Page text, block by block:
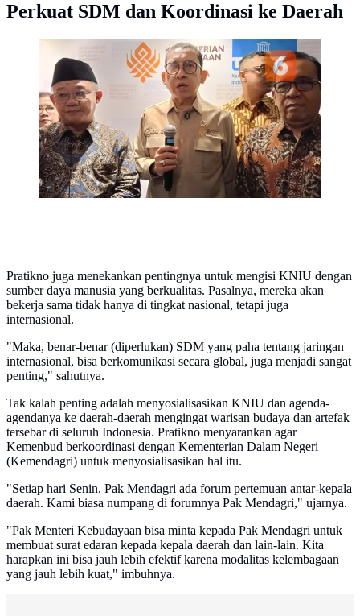
Perkuat SDM dan Koordinasi ke Daerah
Menteri Kebudayaan (Menbud) Fadli Zon diapit
Mendikdasmen Abdul Mu'ti dan Menko PMK Pratikno
seusai serah terima KNIU di Jakarta, Senin, 6 Juli
2026. (dok. Liputan6.com/Dinny Mutiah)
Pratikno juga menekankan pentingnya untuk mengisi KNIU dengan
sumber daya manusia yang berkualitas. Pasalnya, mereka akan
bekerja sama tidak hanya di tingkat nasional, tetapi juga
internasional.
"Maka, benar-benar (diperlukan) SDM yang paha tentang jaringan
internasional, bisa berkomunikasi secara global, juga menjadi sangat
penting," sahutnya.
Tak kalah penting adalah menyosialisasikan KNIU dan agenda-
agendanya ke daerah-daerah mengingat warisan budaya dan artefak
tersebar di seluruh Indonesia. Pratikno menyarankan agar
Kemenbud berkoordinasi dengan Kementerian Dalam Negeri
(Kemendagri) untuk menyosialisasikan hal itu.
"Setiap hari Senin, Pak Mendagri ada forum pertemuan antar-kepala
daerah. Kami biasa numpang di forumnya Pak Mendagri," ujarnya.
"Pak Menteri Kebudayaan bisa minta kepada Pak Mendagri untuk
membuat surat edaran kepada kepala daerah dan lain-lain. Kita
harapkan ini bisa jauh lebih efektif karena modalitas kelembagaan
yang jauh lebih kuat," imbuhnya.